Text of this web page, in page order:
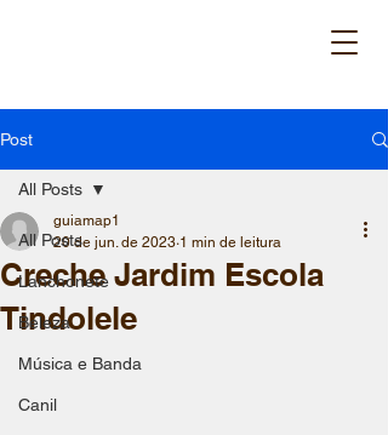
Post
All Posts
Lanchonete
Beleza
Música e Banda
Canil
All Posts
Creche Jardim Escola
Tindolele
guiamap1
20 de jun. de 2023 1 min de leitura